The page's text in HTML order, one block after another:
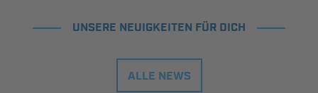
UNSERE NEUIGKEITEN FÜR DICH
ALLE NEWS